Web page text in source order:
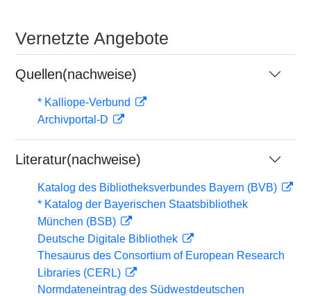
Vernetzte Angebote
Quellen(nachweise)
* Kalliope-Verbund
Archivportal-D
Literatur(nachweise)
Katalog des Bibliotheksverbundes Bayern (BVB)
* Katalog der Bayerischen Staatsbibliothek
München (BSB)
Deutsche Digitale Bibliothek
Thesaurus des Consortium of European Research
Libraries (CERL)
Normdateneintrag des Südwestdeutschen